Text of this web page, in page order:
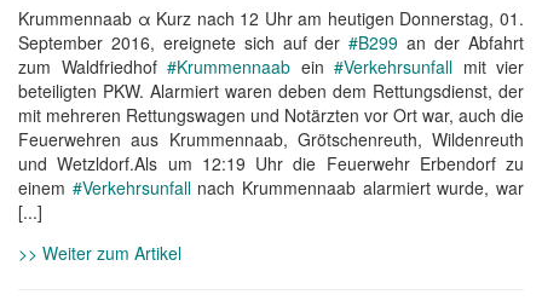
Krummennaab α Kurz nach 12 Uhr am heutigen Donnerstag, 01.
September 2016, ereignete sich auf der#B299 an der Abfahrt
zum Waldfriedhof #Krummennaab ein #Verkehrsunfall mit vier
beteiligten PKW. Alarmiert waren deben dem Rettungsdienst, der
mit mehreren Rettungswagen und Notärzten vor Ort war, auch die
Feuerwehren aus Krummennaab, Grötschenreuth, Wildenreuth
und Wetzldorf.Als um 12:19 Uhr die Feuerwehr Erbendorf zu
einem #Verkehrsunfallnach Krummennaab alarmiert wurde, war
[...]
>> Weiter zum Artikel